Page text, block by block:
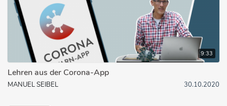
9:33
Lehren aus der Corona-App
MANUEL SEIBEL 30.10.2020